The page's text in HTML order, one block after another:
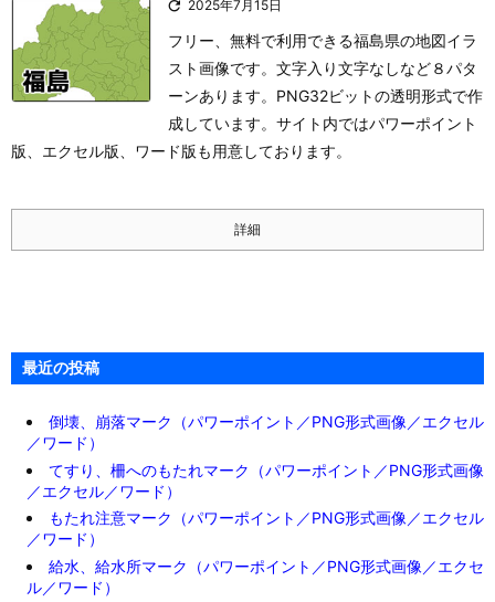
 2025年7月15日
フリー、無料で利用できる福島県の地図イラ
スト画像です。文字入り文字なしなど８パタ
ーンあります。PNG32ビットの透明形式で作
成しています。サイト内ではパワーポイント
版、エクセル版、ワード版も用意しております。
詳細
最近の投稿
倒壊、崩落マーク（パワーポイント／PNG形式画像／エクセル
／ワード）
てすり、柵へのもたれマーク（パワーポイント／PNG形式画像
／エクセル／ワード）
もたれ注意マーク（パワーポイント／PNG形式画像／エクセル
／ワード）
給水、給水所マーク（パワーポイント／PNG形式画像／エクセ
ル／ワード）